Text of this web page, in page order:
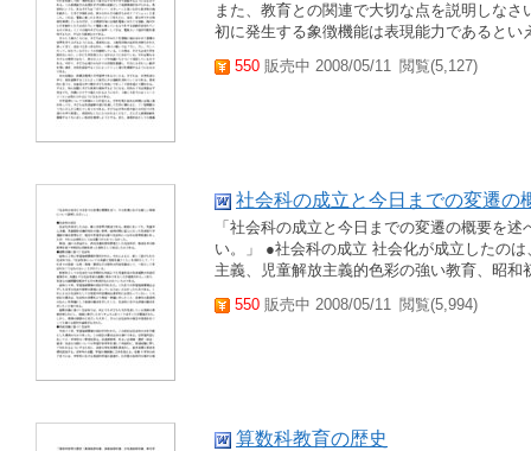
また、教育との関連で大切な点を説明しな
初に発生する象徴機能は表現能力であると
550 販売中 2008/05/11 閲覧(5,127)
社会科の成立と今日までの変遷の
「社会科の成立と今日までの変遷の概要を
い。」 ●社会科の成立 社会化が成立したの
主義、児童解放主義的色彩の強い教育、昭
550 販売中 2008/05/11 閲覧(5,994)
算数科教育の歴史